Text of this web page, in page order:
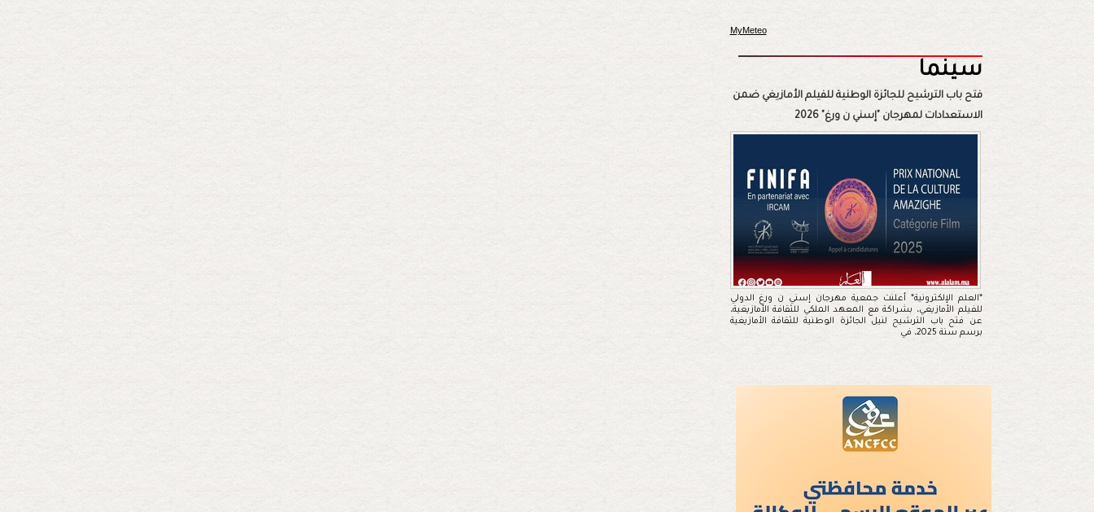
MyMeteo
سينما
فتح باب الترشيح للجائزة الوطنية للفيلم الأمازيغي ضمن
الاستعدادات لمهرجان "إسني ن ورغ" 2026
*العلم الإلكترونية* أعلنت جمعية مهرجان إسني ن ورغ الدولي
للفيلم الأمازيغي، بشراكة مع المعهد الملكي للثقافة الأمازيغية،
عن فتح باب الترشيح لنيل الجائزة الوطنية للثقافة الأمازيغية
برسم سنة 2025، في